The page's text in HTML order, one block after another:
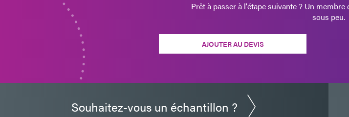
Prêt à passer à l'étape suivante ? Un
sous peu.
AJOUTER AU DEVIS
Souhaitez-vous un échantillon ?